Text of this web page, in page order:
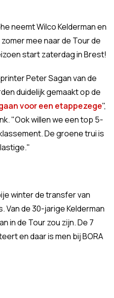
neemt Wilco Kelderman en
mee naar de Tour de
start zaterdag in Brest!
Peter Sagan van de
duidelijk gemaakt op de
voor een etappezege",
"Ook willen we een top 5-
De groene trui is
winter de transfer van
Van de 30-jarige Kelderman
in de Tour zou zijn. De 7
en daar is men bij BORA